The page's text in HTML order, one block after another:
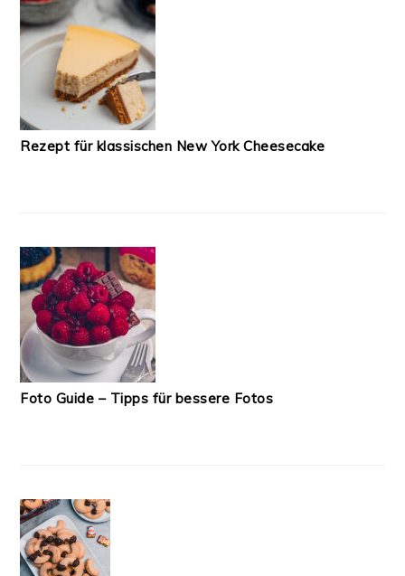
Rezept für klassischen New York Cheesecake
Foto Guide – Tipps für bessere Fotos